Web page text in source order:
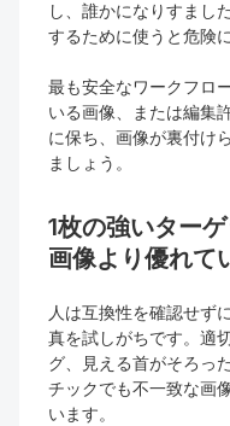
し、誰かになりすまし
するために使うと危険
最も安全なワークフロ
いる画像、または編集
に保ち、画像が裏付け
ましょう。
1枚の強いター
画像より優れて
人は互換性を確認せず
真を試しがちです。適
グ、見える首がそろっ
チックでも不一致な画
います。